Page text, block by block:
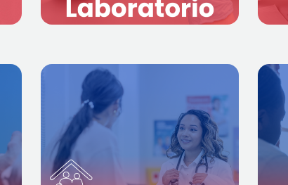
Más información
sobre
anticonceptivos, métodos
naturales de planificación,
orientación, diagnóstico del
embarazo y orientación sobre
salud sexual y reproductiva. La